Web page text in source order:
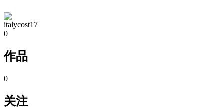
italycost17
0
作品
0
关注